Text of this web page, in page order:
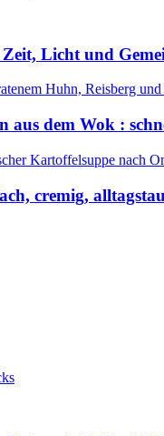
Licht und
aus dem Wok :
cremig,